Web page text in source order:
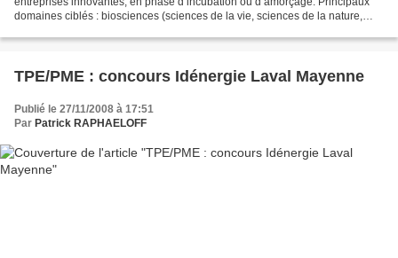
domaines ciblés : biosciences (sciences de la vie, sciences de la nature,
TPE/PME : concours Idénergie Laval Mayenne
Publié le 27/11/2008 à 17:51
Par Patrick RAPHAELOFF